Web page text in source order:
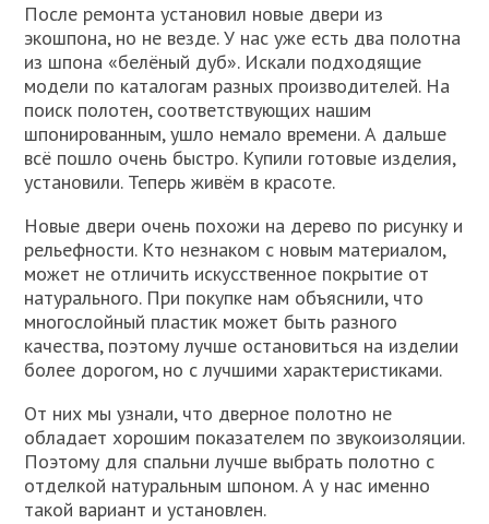
После ремонта установил новые двери из
экошпона, но не везде. У нас уже есть два полотна
из шпона «белёный дуб». Искали подходящие
модели по каталогам разных производителей. На
поиск полотен, соответствующих нашим
шпонированным, ушло немало времени. А дальше
всё пошло очень быстро. Купили готовые изделия,
установили. Теперь живём в красоте.
Новые двери очень похожи на дерево по рисунку и
рельефности. Кто незнаком с новым материалом,
может не отличить искусственное покрытие от
натурального. При покупке нам объяснили, что
многослойный пластик может быть разного
качества, поэтому лучше остановиться на изделии
более дорогом, но с лучшими характеристиками.
От них мы узнали, что дверное полотно не
обладает хорошим показателем по звукоизоляции.
Поэтому для спальни лучше выбрать полотно с
отделкой натуральным шпоном. А у нас именно
такой вариант и установлен.